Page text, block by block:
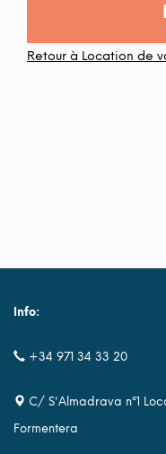
Retour à Location de
Info:
+34 971 34 33 20
C/ S'Almadrava nº1
Formentera